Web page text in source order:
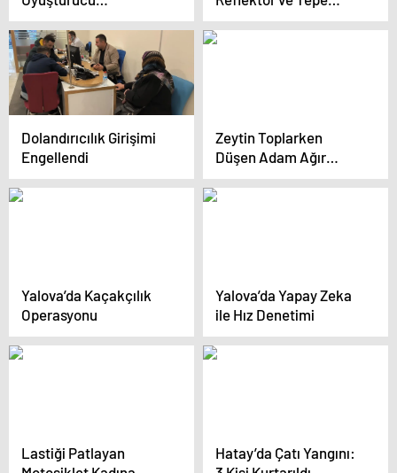
Operasyonu
Lambası Dağıtıldı
Dolandırıcılık Girişimi
Engellendi
Zeytin Toplarken
Düşen Adam Ağır
Yaralandı
Yalova’da Kaçakçılık
Operasyonu
Yalova’da Yapay Zeka
ile Hız Denetimi
Lastiği Patlayan
Hatay’da Çatı Yangını: